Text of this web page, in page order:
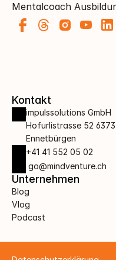
Mentalcoach
Unternehmen
Blog
Vlog
Podcast
Kontakt
impulssolutions GmbH
Hofurlistrasse 52 6373
Ennetbürgen
+41 41 552 05 02
go@mindventure.ch